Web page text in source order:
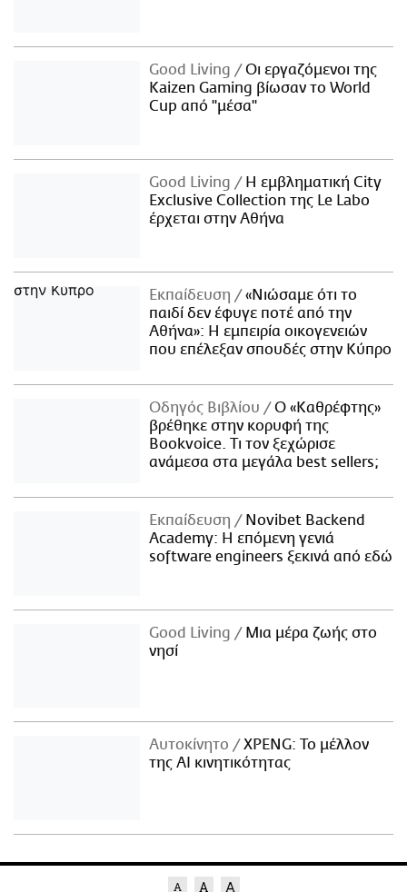
Good Living
Οι εργαζόμενοι της
Kaizen Gaming βίωσαν το World
Cup από "μέσα"
Good Living
Η εμβληματική City
Exclusive Collection της Le Labo
έρχεται στην Αθήνα
Εκπαίδευση
«Νιώσαμε ότι το
παιδί δεν έφυγε ποτέ από την
Αθήνα»: Η εμπειρία οικογενειών
που επέλεξαν σπουδές στην Κύπρο
Οδηγός Βιβλίου
Ο «Καθρέφτης»
βρέθηκε στην κορυφή της
Bookvoice. Τι τον ξεχώρισε
ανάμεσα στα μεγάλα best sellers;
Εκπαίδευση
Novibet Backend
Academy: Η επόμενη γενιά
software engineers ξεκινά από εδώ
Good Living
Μια μέρα ζωής στο
νησί
Αυτοκίνητο
XPENG: Το μέλλον
της AI κινητικότητας